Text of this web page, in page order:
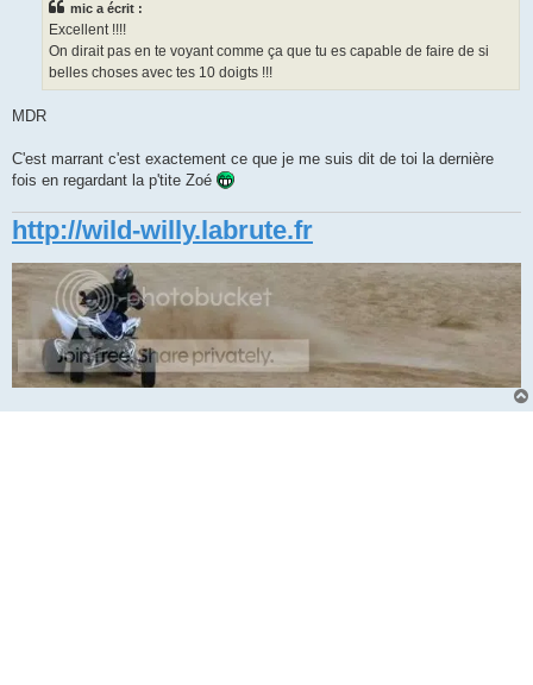
mic a écrit :
Excellent !!!!
On dirait pas en te voyant comme ça que tu es capable de faire de si
belles choses avec tes 10 doigts !!!
MDR
C'est marrant c'est exactement ce que je me suis dit de toi la dernière
fois en regardant la p'tite Zoé
http://wild-willy.labrute.fr